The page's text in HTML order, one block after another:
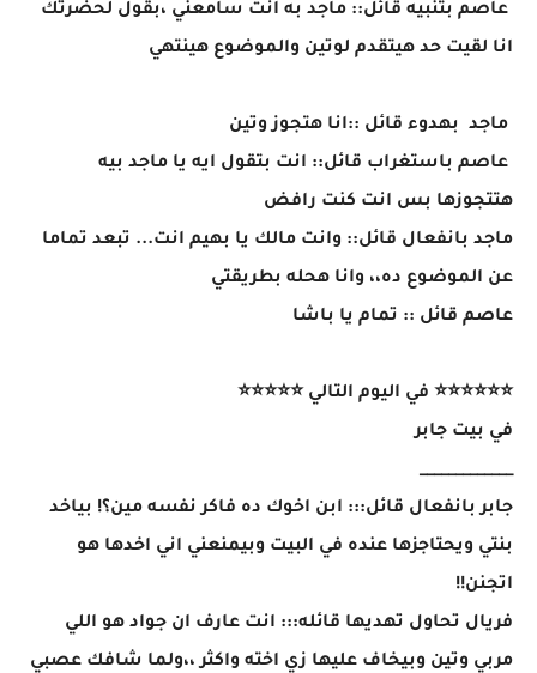
عاصم بتنبيه قائل:: ماجد به انت سامعني ،بقول لحضرتك
انا لقيت حد هيتقدم لوتين والموضوع هينتهي
ماجد بهدوء قائل ::انا هتجوز وتين
عاصم باستغراب قائل:: انت بتقول ايه يا ماجد بيه
هتتجوزها بس انت كنت رافض
ماجد بانفعال قائل:: وانت مالك يا بهيم انت... تبعد تماما
عن الموضوع ده،، وانا هحله بطريقتي
عاصم قائل :: تمام يا باشا
⭐⭐⭐⭐⭐⭐ في اليوم التالي ⭐⭐⭐⭐⭐
في بيت جابر
_____________
جابر بانفعال قائل::: ابن اخوك ده فاكر نفسه مين؟! بياخد
بنتي ويحتاجزها عنده في البيت وبيمنعني اني اخدها هو
اتجنن!!
فريال تحاول تهديها قائله::: انت عارف ان جواد هو اللي
مربي وتين وبيخاف عليها زي اخته واكثر ،،ولما شافك عصبي